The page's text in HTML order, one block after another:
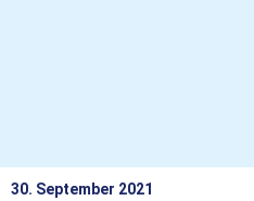
30. September 2021